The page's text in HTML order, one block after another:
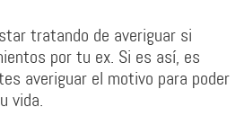
tratando de averiguar si
por tu ex. Si es así, es
averiguar el motivo para poder
vida.